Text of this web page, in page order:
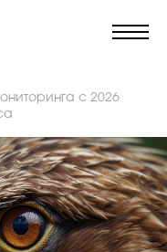
с 2026